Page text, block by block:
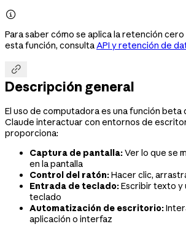

Para saber cómo se aplica la retención
esta función, consultaAPI y retención de

Descripción general
El uso de computadora es una función beta
Claude interactuar con entornos de
proporciona:
Captura de pantalla:Ver lo que se
en la pantalla
Control del ratón:Hacer clic,
Entrada de teclado:Escribir texto y
teclado
Automatización de escritorio:
aplicación o interfaz